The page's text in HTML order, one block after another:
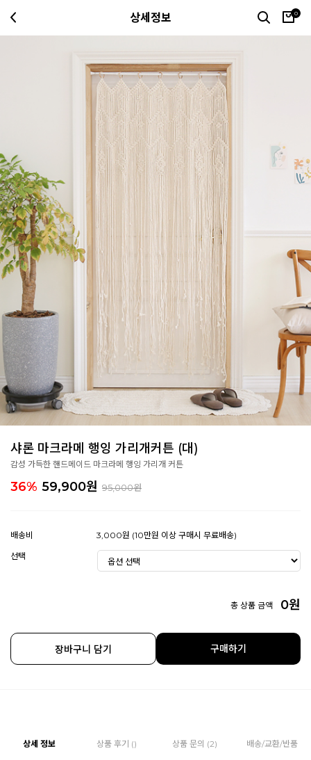
상세정보 0
샤론 마크라메 행잉 가리개커튼 (대)
감성 가득한 핸드메이드 마크라메 행잉 가리개 커튼
36% 59,900원 95,000원
배송비
3,000원 (10만원 이상 구매시 무료배송)
선택
총 상품 금액 0원
장바구니 담기 구매하기
상세 정보 상품 후기 () 상품 문의 (2) 배송/교환/반품